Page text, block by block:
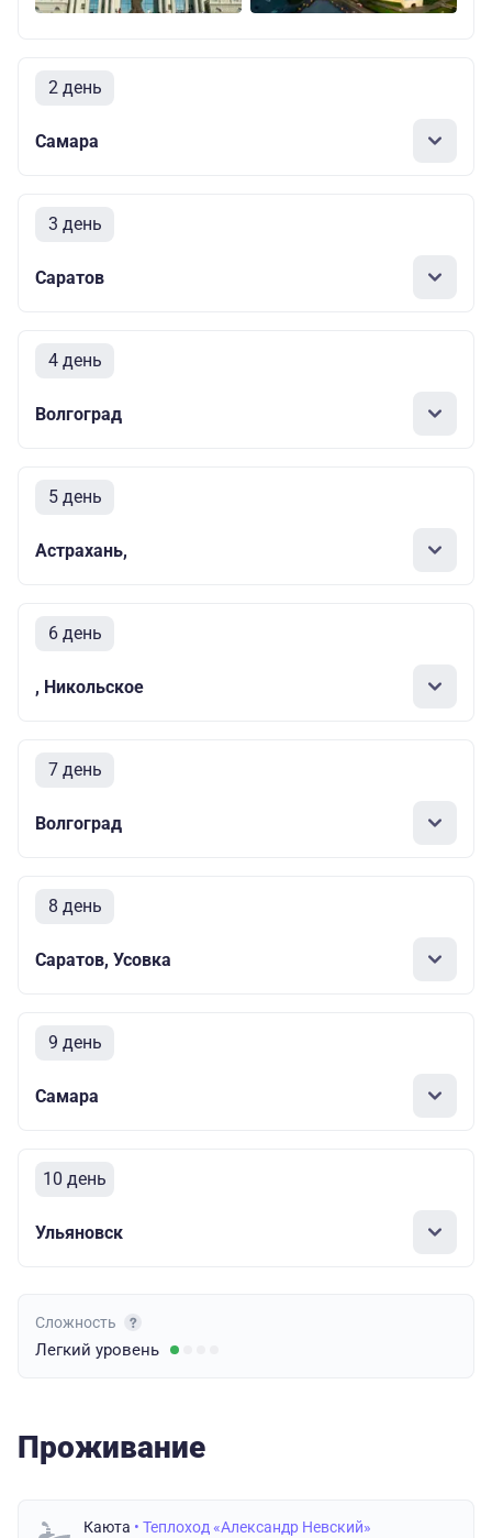
2 день
Самара
3 день
Саратов
4 день
Волгоград
5 день
Астрахань,
6 день
, Никольское
7 день
Волгоград
8 день
Саратов, Усовка
9 день
Самара
10 день
Ульяновск
Сложность
Легкий уровень
Проживание
Каюта • Теплоход «Александр Невский»